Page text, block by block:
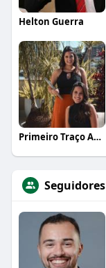
Helton Guerra
Primeiro Traço Arquitetura
Seguidores